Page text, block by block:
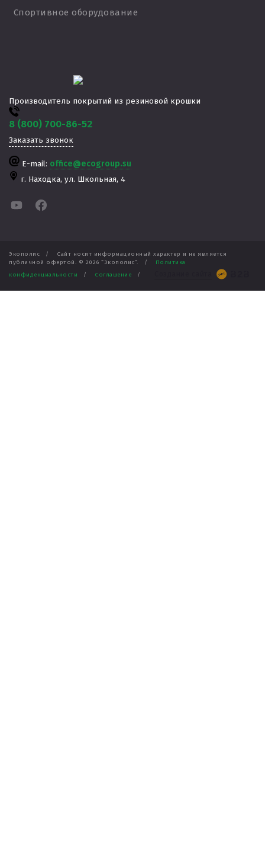
Производитель покрытий из резиновой крошки
8 (800) 700-86-52
Заказать звонок
E-mail: office@ecogroup.su
г. Находка, ​ул. Школьная, 4
Спортивное оборудование
Экополис /
Сайт носит информационный характер и не является
публичной офертой. © 2026 “Экополис”. /
Политика
конфиденциальности
/ Соглашение /